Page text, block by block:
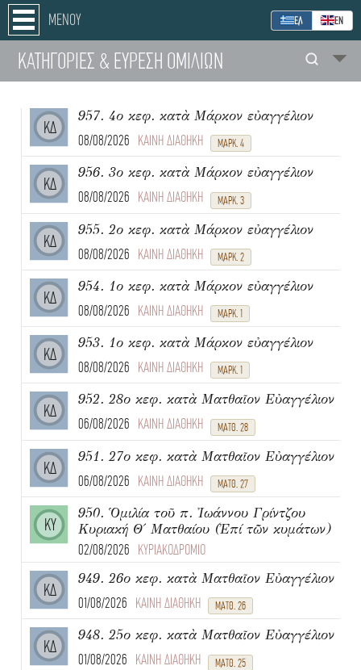
ΜΕΝΟΥ ΕΛ ΕΝ
ΚΑΤΗΓΟΡΙΕΣ & ΕΥΡΕΣΗ ΟΜΙΛΙΩΝ
ΚΔ
957. 4ο κεφ. κατὰ Μάρκον εὐαγγέλιον
08/08/2026 ΚΑΙΝΗ ΔΙΑΘΗΚΗ ΜΑΡΚ. 4
ΚΔ
956. 3ο κεφ. κατὰ Μάρκον εὐαγγέλιον
08/08/2026 ΚΑΙΝΗ ΔΙΑΘΗΚΗ ΜΑΡΚ. 3
ΚΔ
955. 2ο κεφ. κατὰ Μάρκον εὐαγγέλιον
08/08/2026 ΚΑΙΝΗ ΔΙΑΘΗΚΗ ΜΑΡΚ. 2
ΚΔ
954. 1ο κεφ. κατὰ Μάρκον εὐαγγέλιον
08/08/2026 ΚΑΙΝΗ ΔΙΑΘΗΚΗ ΜΑΡΚ. 1
ΚΔ
953. 1ο κεφ. κατὰ Μάρκον εὐαγγέλιον
08/08/2026 ΚΑΙΝΗ ΔΙΑΘΗΚΗ ΜΑΡΚ. 1
ΚΔ
952. 28ο κεφ. κατὰ Ματθαῖον Εὐαγγέλιον
06/08/2026 ΚΑΙΝΗ ΔΙΑΘΗΚΗ ΜΑΤΘ. 28
ΚΔ
951. 27ο κεφ. κατὰ Ματθαῖον Εὐαγγέλιον
06/08/2026 ΚΑΙΝΗ ΔΙΑΘΗΚΗ ΜΑΤΘ. 27
ΚΥ
950. Ὁμιλία τοῦ π. Ἰωάννου Γρίντζου
Κυριακή Θ΄ Ματθαίου (Ἐπί τῶν κυμάτων)
02/08/2026 ΚΥΡΙΑΚΟΔΡΟΜΙΟ
ΚΔ
949. 26ο κεφ. κατὰ Ματθαῖον Εὐαγγέλιον
01/08/2026 ΚΑΙΝΗ ΔΙΑΘΗΚΗ ΜΑΤΘ. 26
ΚΔ
948. 25ο κεφ. κατὰ Ματθαῖον Εὐαγγέλιον
01/08/2026 ΚΑΙΝΗ ΔΙΑΘΗΚΗ ΜΑΤΘ. 25